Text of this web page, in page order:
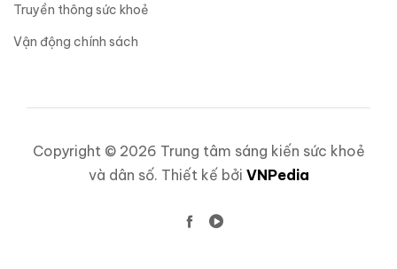
Truyền thông sức khoẻ
Vận động chính sách
Copyright © 2026 Trung tâm sáng kiến sức khoẻ
và dân số. Thiết kế bởi VNPedia